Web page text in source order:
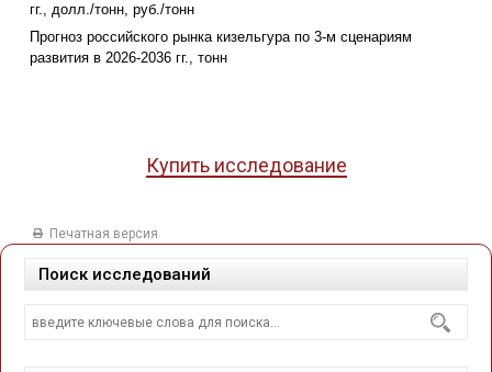
гг., долл./тонн, руб./тонн
Прогноз российского рынка кизельгура по 3-м сценариям
развития в 2026-2036 гг., тонн
Купить исследование
Печатная версия
Поиск исследований